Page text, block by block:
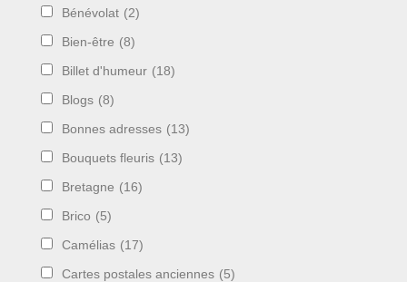
Bénévolat (2)
Bien-être (8)
Billet d'humeur (18)
Blogs (8)
Bonnes adresses (13)
Bouquets fleuris (13)
Bretagne (16)
Brico (5)
Camélias (17)
Cartes postales anciennes (5)